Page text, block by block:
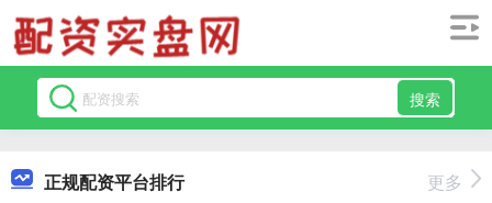
搜索
正规配资平台排行 更多